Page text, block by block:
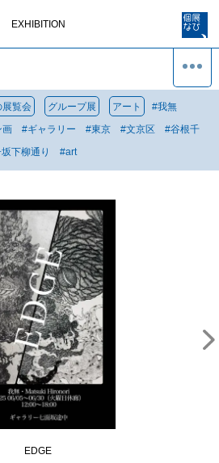
EXHIBITION
展覧会 グループ展 アート #我無
画 #ギャラリー #東京 #文京区 #谷根千
坂下柳通り #art
EDGE
EDGE